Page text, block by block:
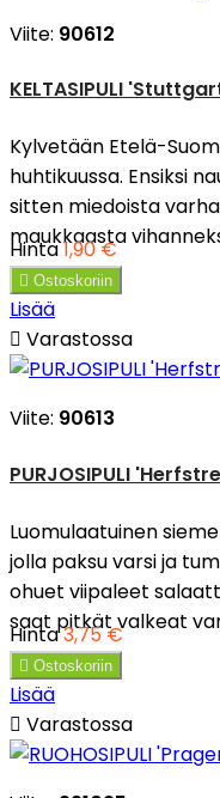
Viite: 90612
KELTASIPULI
Kylvetään Etelä-
huhtikuussa. Ensiksi
sitten miedoista
maukkaasta
Hinta1,90 €
 Ostoskoriin
Lisää
 Varastossa
Viite: 90613
PURJOSIPULI
Luomulaatuinen
jolla paksu varsi ja
ohuet viipaleet
saat pitkät valkeat
Hinta3,75 €
 Ostoskoriin
Lisää
 Varastossa